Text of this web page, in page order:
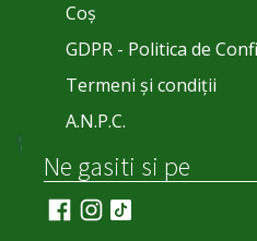
Coș
GDPR - Politica de
Termeni și condiții
A.N.P.C.
Ne gasiti si pe